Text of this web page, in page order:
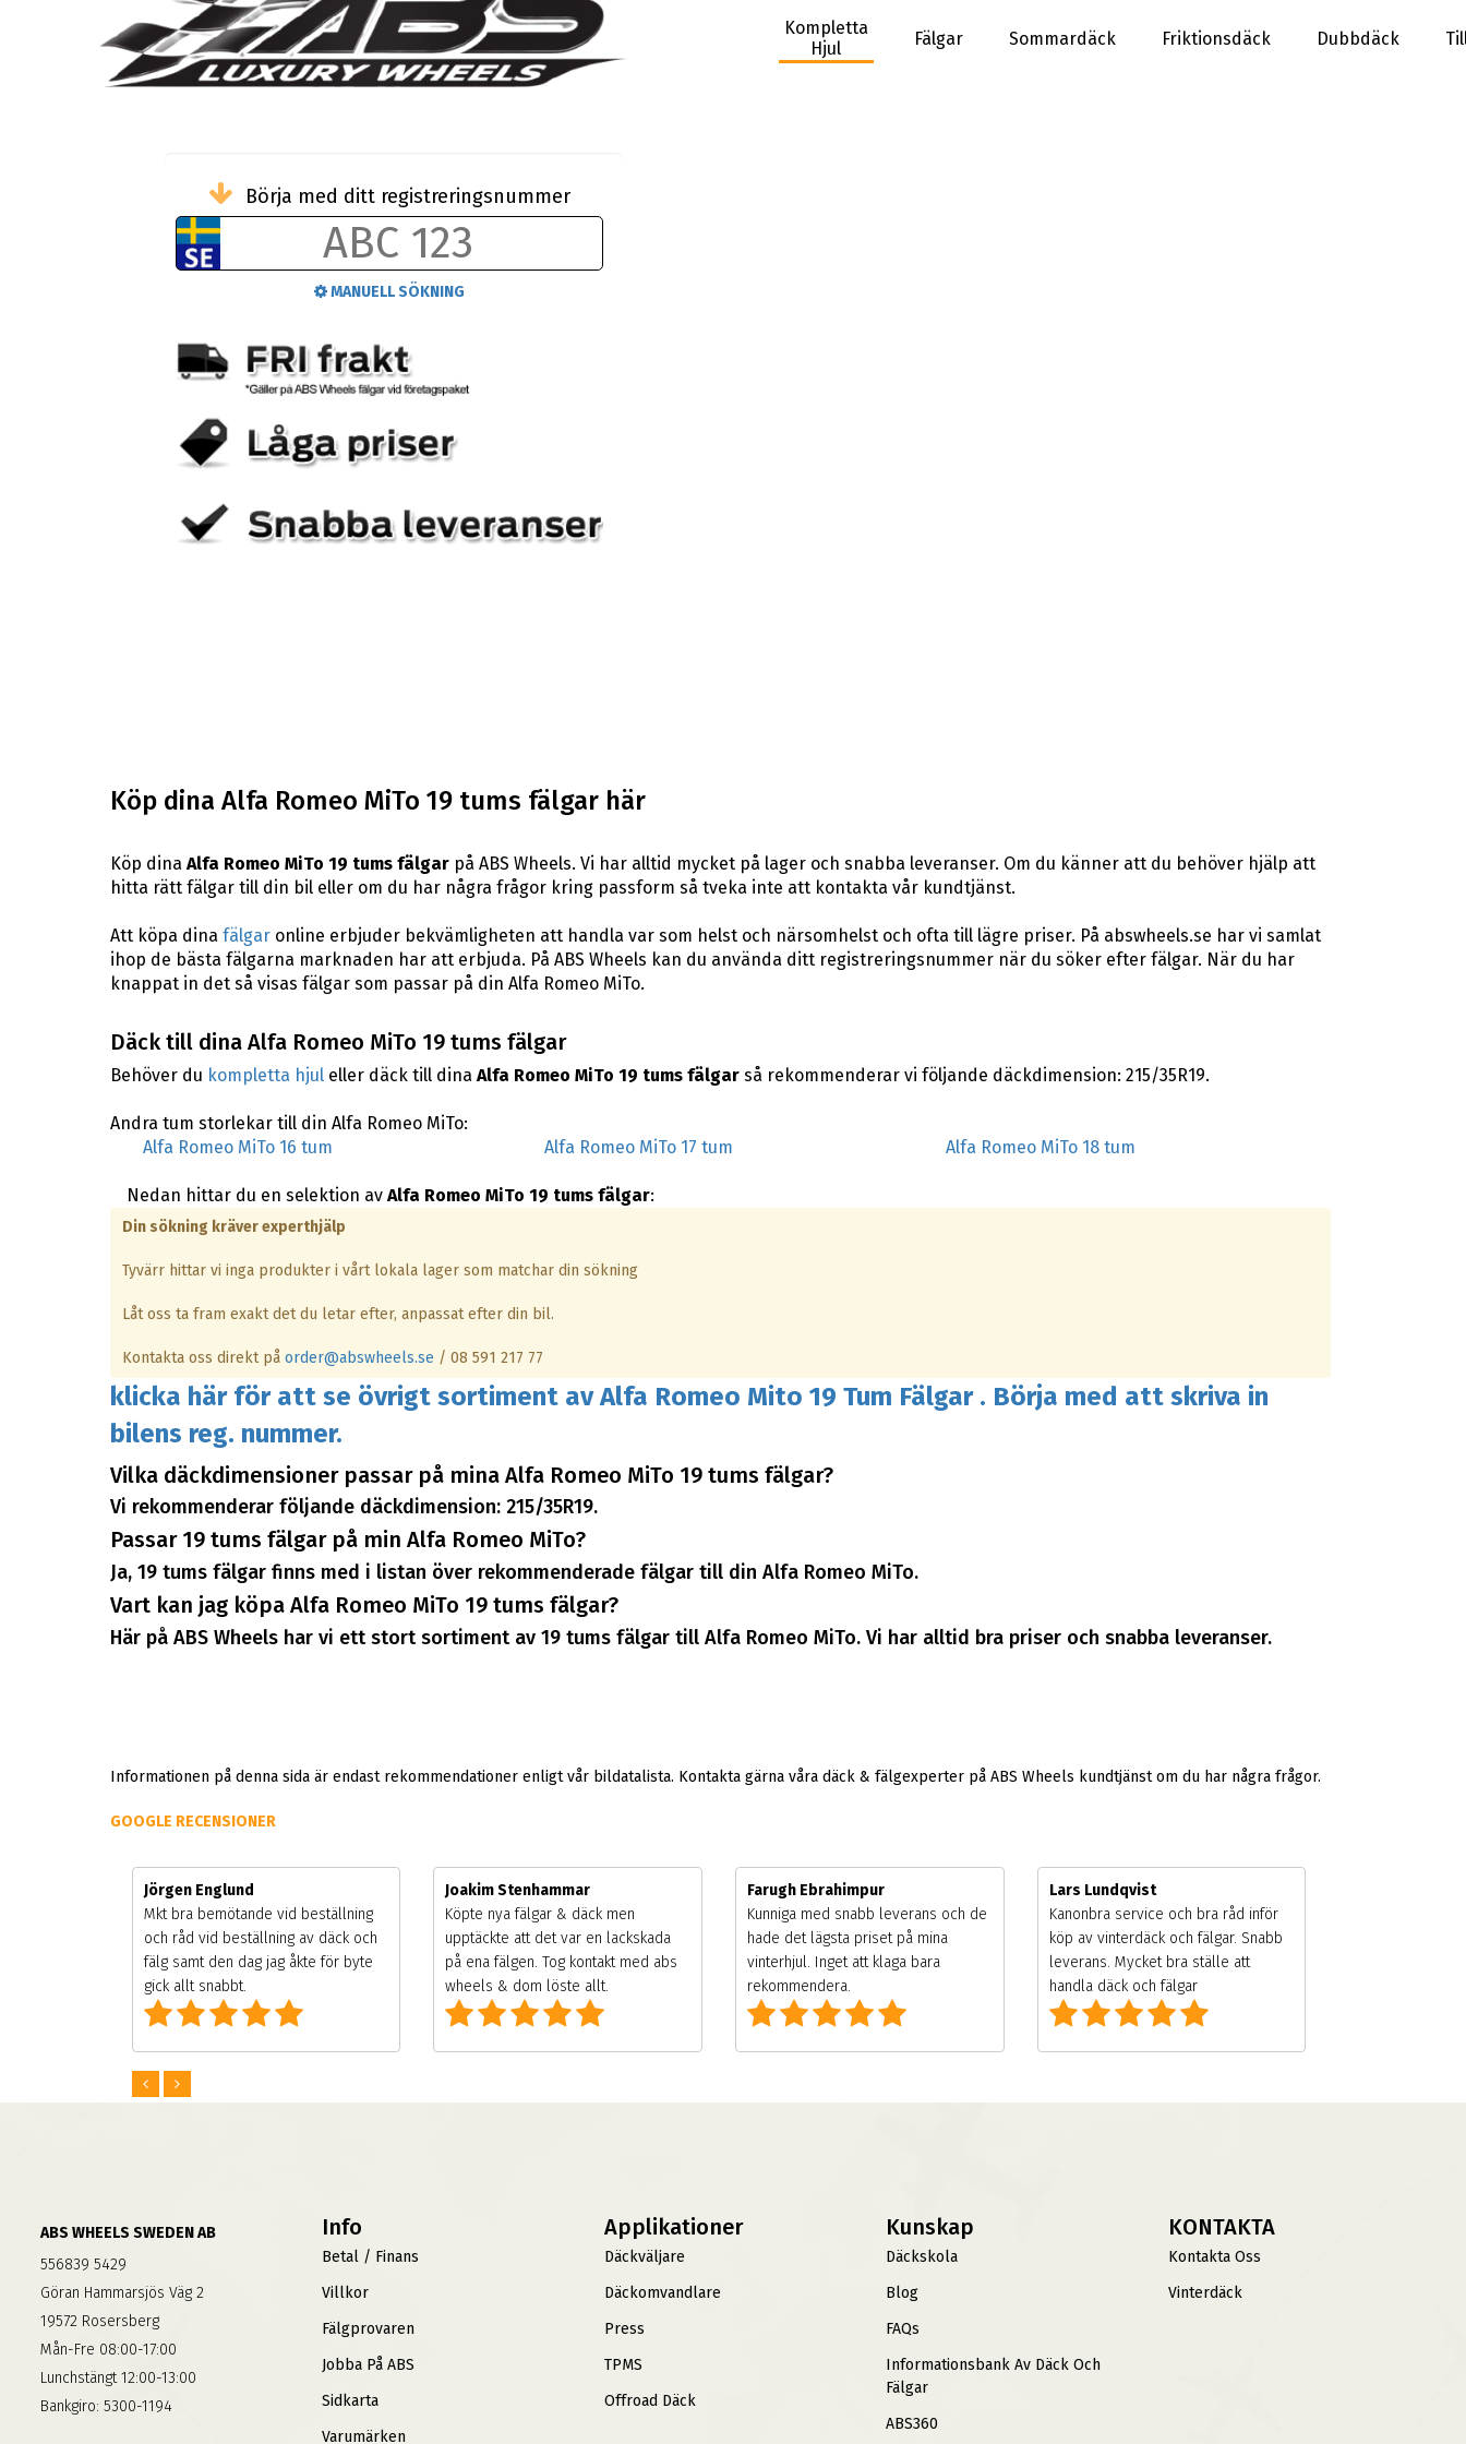
Kompletta
Hjul
Fälgar Sommardäck Friktionsdäck Dubbdäck
Börja med ditt registreringsnummer
MANUELL SÖKNING
Köp dina Alfa Romeo MiTo 19 tums fälgar här
Köp dina Alfa Romeo MiTo 19 tums fälgarpå ABS Wheels. Vi har alltid mycket på lager och snabba leveranser. Om du känner att du behöver hjälp att
hitta rätt fälgar till din bil eller om du har några frågor kring passform så tveka inte att kontakta vår kundtjänst.
Att köpa dina fälgaronline erbjuder bekvämligheten att handla var som helst och närsomhelst och ofta till lägre priser. På abswheels.se har vi samlat
ihop de bästa fälgarna marknaden har att erbjuda. På ABS Wheels kan du använda ditt registreringsnummer när du söker efter fälgar. När du har
knappat in det så visas fälgar som passar på din Alfa Romeo MiTo.
Däck till dina Alfa Romeo MiTo 19 tums fälgar
Behöver du kompletta hjuleller däck till dina Alfa Romeo MiTo 19 tums fälgarså rekommenderar vi följande däckdimension: 215/35R19.
Andra tum storlekar till din Alfa Romeo MiTo:
Alfa Romeo MiTo 16 tum
Alfa Romeo MiTo 17 tum Alfa Romeo MiTo 18 tum
Nedan hittar du en selektion av Alfa Romeo MiTo 19 tums fälgar:
Din sökning kräver experthjälp
Tyvärr hittar vi inga produkter i vårt lokala lager som matchar din sökning
Låt oss ta fram exakt det du letar efter, anpassat efter din bil.
Kontakta oss direkt på order@abswheels.se / 08 591 217 77
klicka här för att se övrigt sortiment av Alfa Romeo Mito 19 Tum Fälgar . Börja med att skriva in
bilens reg. nummer.
Vilka däckdimensioner passar på mina Alfa Romeo MiTo 19 tums fälgar?
Vi rekommenderar följande däckdimension: 215/35R19.
Passar 19 tums fälgar på min Alfa Romeo MiTo?
Ja, 19 tums fälgar finns med i listan över rekommenderade fälgar till din Alfa Romeo MiTo.
Vart kan jag köpa Alfa Romeo MiTo 19 tums fälgar?
Här på ABS Wheels har vi ett stort sortiment av 19 tums fälgar till Alfa Romeo MiTo. Vi har alltid bra priser och snabba leveranser.
Informationen på denna sida är endast rekommendationer enligt vår bildatalista. Kontakta gärna våra däck & fälgexperter på ABS Wheels kundtjänst om du har några frågor.
GOOGLE RECENSIONER
Jörgen Englund
Mkt bra bemötande vid beställning
och råd vid beställning av däck och
fälg samt den dag jag åkte för byte
gick allt snabbt.
Joakim Stenhammar
Köpte nya fälgar & däck men
upptäckte att det var en lackskada
på ena fälgen. Tog kontakt med abs
wheels & dom löste allt.
Farugh Ebrahimpur
Kunniga med snabb leverans och de
hade det lägsta priset på mina
vinterhjul. Inget att klaga bara
rekommendera.
Lars Lundqvist
Kanonbra service och bra råd inför
köp av vinterdäck och fälgar. Snabb
leverans. Mycket bra ställe att
handla däck och fälgar
ABS WHEELS SWEDEN AB
556839 5429
Göran Hammarsjös Väg 2
19572 Rosersberg
Mån-Fre 08:00-17:00
Lunchstängt 12:00-13:00
Bankgiro: 5300-1194
Info
Betal / Finans
Villkor
Fälgprovaren
Jobba På ABS
Sidkarta
Varumärken
Applikationer
Däckväljare
Däckomvandlare
Press
TPMS
Offroad Däck
Kunskap
Däckskola
Blog
FAQs
Informationsbank Av Däck Och
Fälgar
ABS360
KONTAKTA
Kontakta Oss
Vinterdäck